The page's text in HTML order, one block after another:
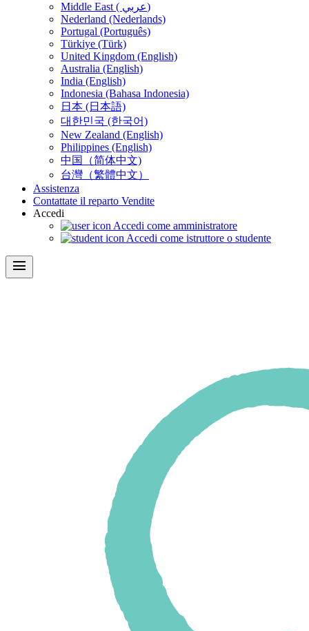
Middle East ( عربي)
Nederland (Nederlands)
Portugal (Português)
Türkiye (Türk)
United Kingdom (English)
Australia (English)
India (English)
Indonesia (Bahasa Indonesia)
日本 (日本語)
대한민국 (한국어)
New Zealand (English)
Philippines (English)
中国（简体中文)
台灣（繁體中文）
Assistenza
Contattate il reparto Vendite
Accedi
Accedi come amministratore
Accedi come istruttore o studente
menu